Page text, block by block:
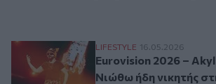
Eurovision 2026 –
LIFESTYLE 16.05.2026
Eurovision 2026 –
Νιώθω ήδη νικητής